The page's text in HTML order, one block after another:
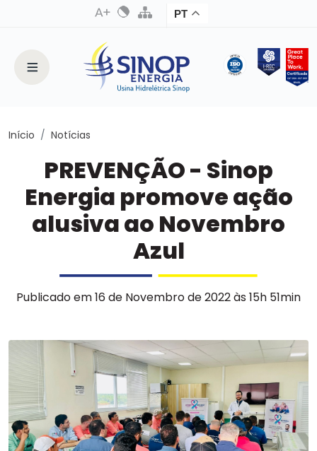
PT
Início Notícias
PREVENÇÃO - Sinop
Energia promove ação
alusiva ao Novembro
Azul
Publicado em 16 de Novembro de 2022 às 15h 51min